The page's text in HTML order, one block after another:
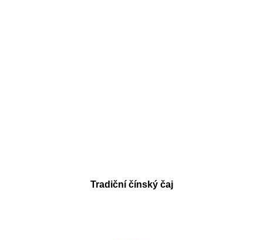
Tradiční čínský čaj